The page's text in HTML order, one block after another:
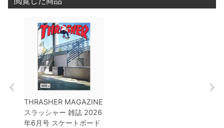
THRASHER MAGAZINE
スラッシャー 雑誌 2026
年6月号 スケートボード